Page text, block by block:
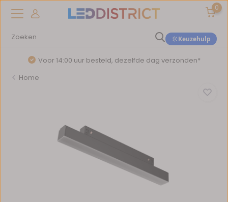
0
Keuzehulp
Voor 14:00 uur besteld, dezelfde dag verzonden*
Home